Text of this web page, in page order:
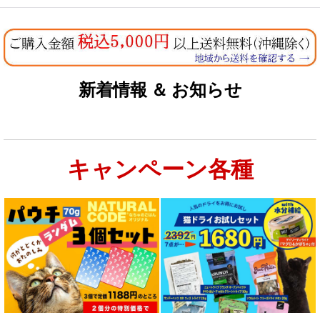
なちゅのオリジナルセット
お試しドライフード少量パック犬用
特集：大型犬＆多頭飼い用：セット＆大袋ドッグフード
特集 グリーントライプ（第４胃）とは
特集 フリーズドライ
特集 エアドライフード
新着情報 ＆ お知らせ
キャンペーン各種